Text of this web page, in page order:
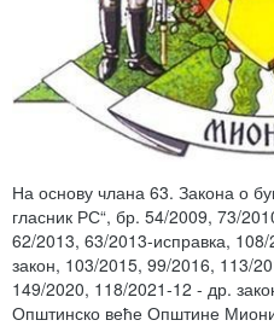
На основу члана 63. Закона о
гласник РС“, бр. 54/2009, 73/
62/2013, 63/2013-исправка,
закон, 103/2015, 99/2016, 113/
149/2020, 118/2021-12 - др.
Општинско веће Општине